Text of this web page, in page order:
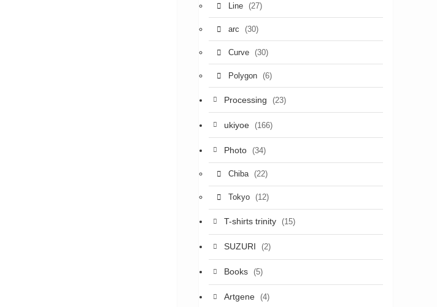
Line (27)
arc (30)
Curve (30)
Polygon (6)
Processing (23)
ukiyoe (166)
Photo (34)
Chiba (22)
Tokyo (12)
T-shirts trinity (15)
SUZURI (2)
Books (5)
Artgene (4)